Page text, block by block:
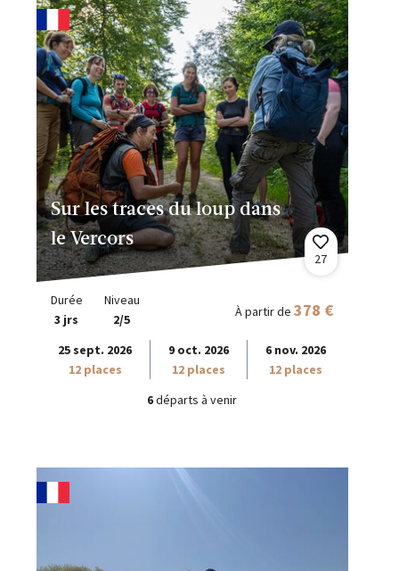
Sur les traces du loup dans
le Vercors
27
Durée
3 jrs
Niveau
2/5
À partir de 378 €
25 sept. 2026
12 places
9 oct. 2026
12 places
6 nov. 2026
12 places
6départs à venir